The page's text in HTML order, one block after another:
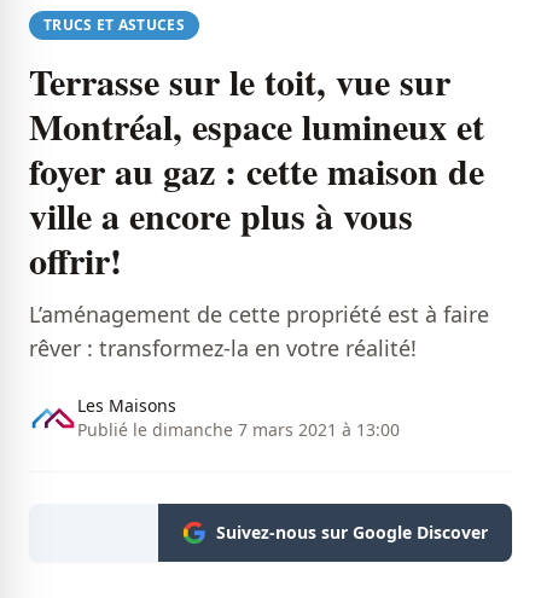
TRUCS ET ASTUCES
Terrasse sur le toit, vue sur
Montréal, espace lumineux et
foyer au gaz : cette maison de
ville a encore plus à vous
offrir!
L’aménagement de cette propriété est à faire
rêver : transformez-la en votre réalité!
Les Maisons
Publié le dimanche 7 mars 2021 à 13:00
Suivez-nous sur Google Discover